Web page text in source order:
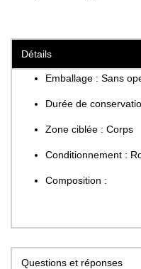
Détails
Emballage : Sans
Durée de
Zone ciblée : Corps
Conditionnement :
Composition :
Questions et réponses